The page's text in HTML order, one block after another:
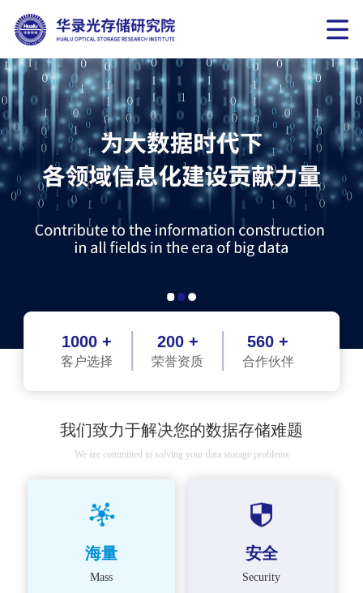
1000 +
客户选择
200 +
荣誉资质
560 +
合作伙伴
我们致力于解决您的数据存储难题
We are committed to solving your data storage problems
海量
Mass
安全
Security